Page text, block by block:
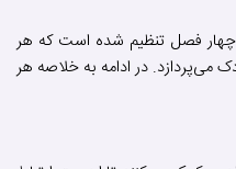
فصل تنظیم شده است که هر
در ادامه به خلاصه هر